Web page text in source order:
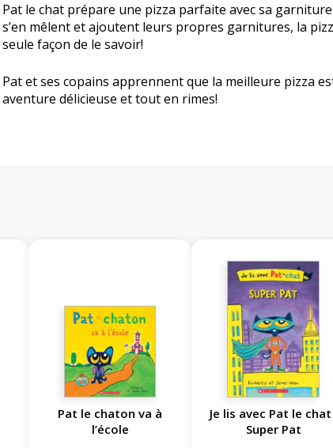
Pat le chat prépare une pizza parfaite avec sa
s’en mêlent et ajoutent leurs propres garnitures, la
seule façon de le savoir!
Pat et ses copains apprennent que la meilleure pizza
aventure délicieuse et tout en rimes!
Pat le chaton va à
l’école
Je lis avec Pat le chat
Super Pat